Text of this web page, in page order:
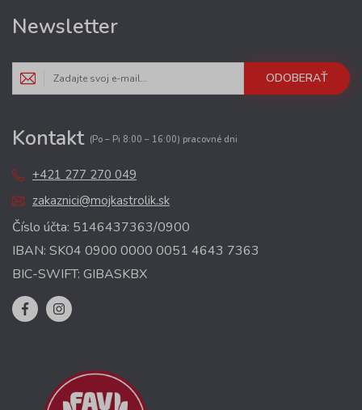
Newsletter
ODOBERAŤ
Kontakt (Po – Pi 8:00 – 16:00) pracovné dni
+421 277 270 049
zakaznici@mojkastrolik.sk
Číslo účta: 5146437363/0900
IBAN: SK04 0900 0000 0051 4643 7363
BIC-SWIFT: GIBASKBX